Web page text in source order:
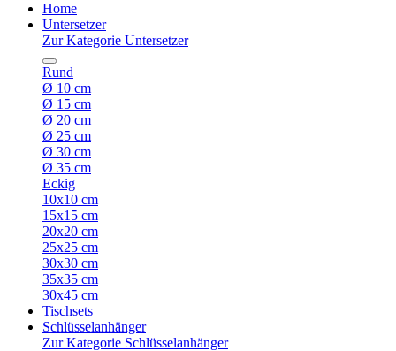
Home
Untersetzer
Zur Kategorie Untersetzer
Rund
Ø 10 cm
Ø 15 cm
Ø 20 cm
Ø 25 cm
Ø 30 cm
Ø 35 cm
Eckig
10x10 cm
15x15 cm
20x20 cm
25x25 cm
30x30 cm
35x35 cm
30x45 cm
Tischsets
Schlüsselanhänger
Zur Kategorie Schlüsselanhänger